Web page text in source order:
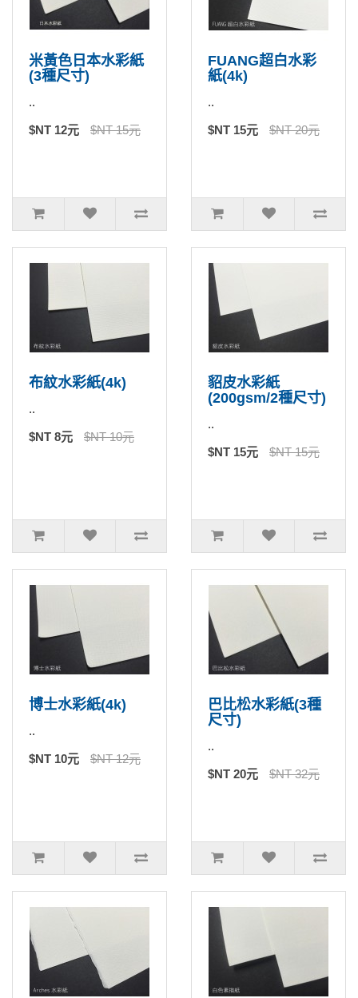
米黃色日本水彩紙
(3種尺寸)
..
$NT 12元 $NT 15元
FUANG超白水彩
紙(4k)
..
$NT 15元 $NT 20元
布紋水彩紙(4k)
..
$NT 8元 $NT 10元
貂皮水彩紙
(200gsm/2種尺寸)
..
$NT 15元 $NT 15元
博士水彩紙(4k)
..
$NT 10元 $NT 12元
巴比松水彩紙(3種
尺寸)
..
$NT 20元 $NT 32元